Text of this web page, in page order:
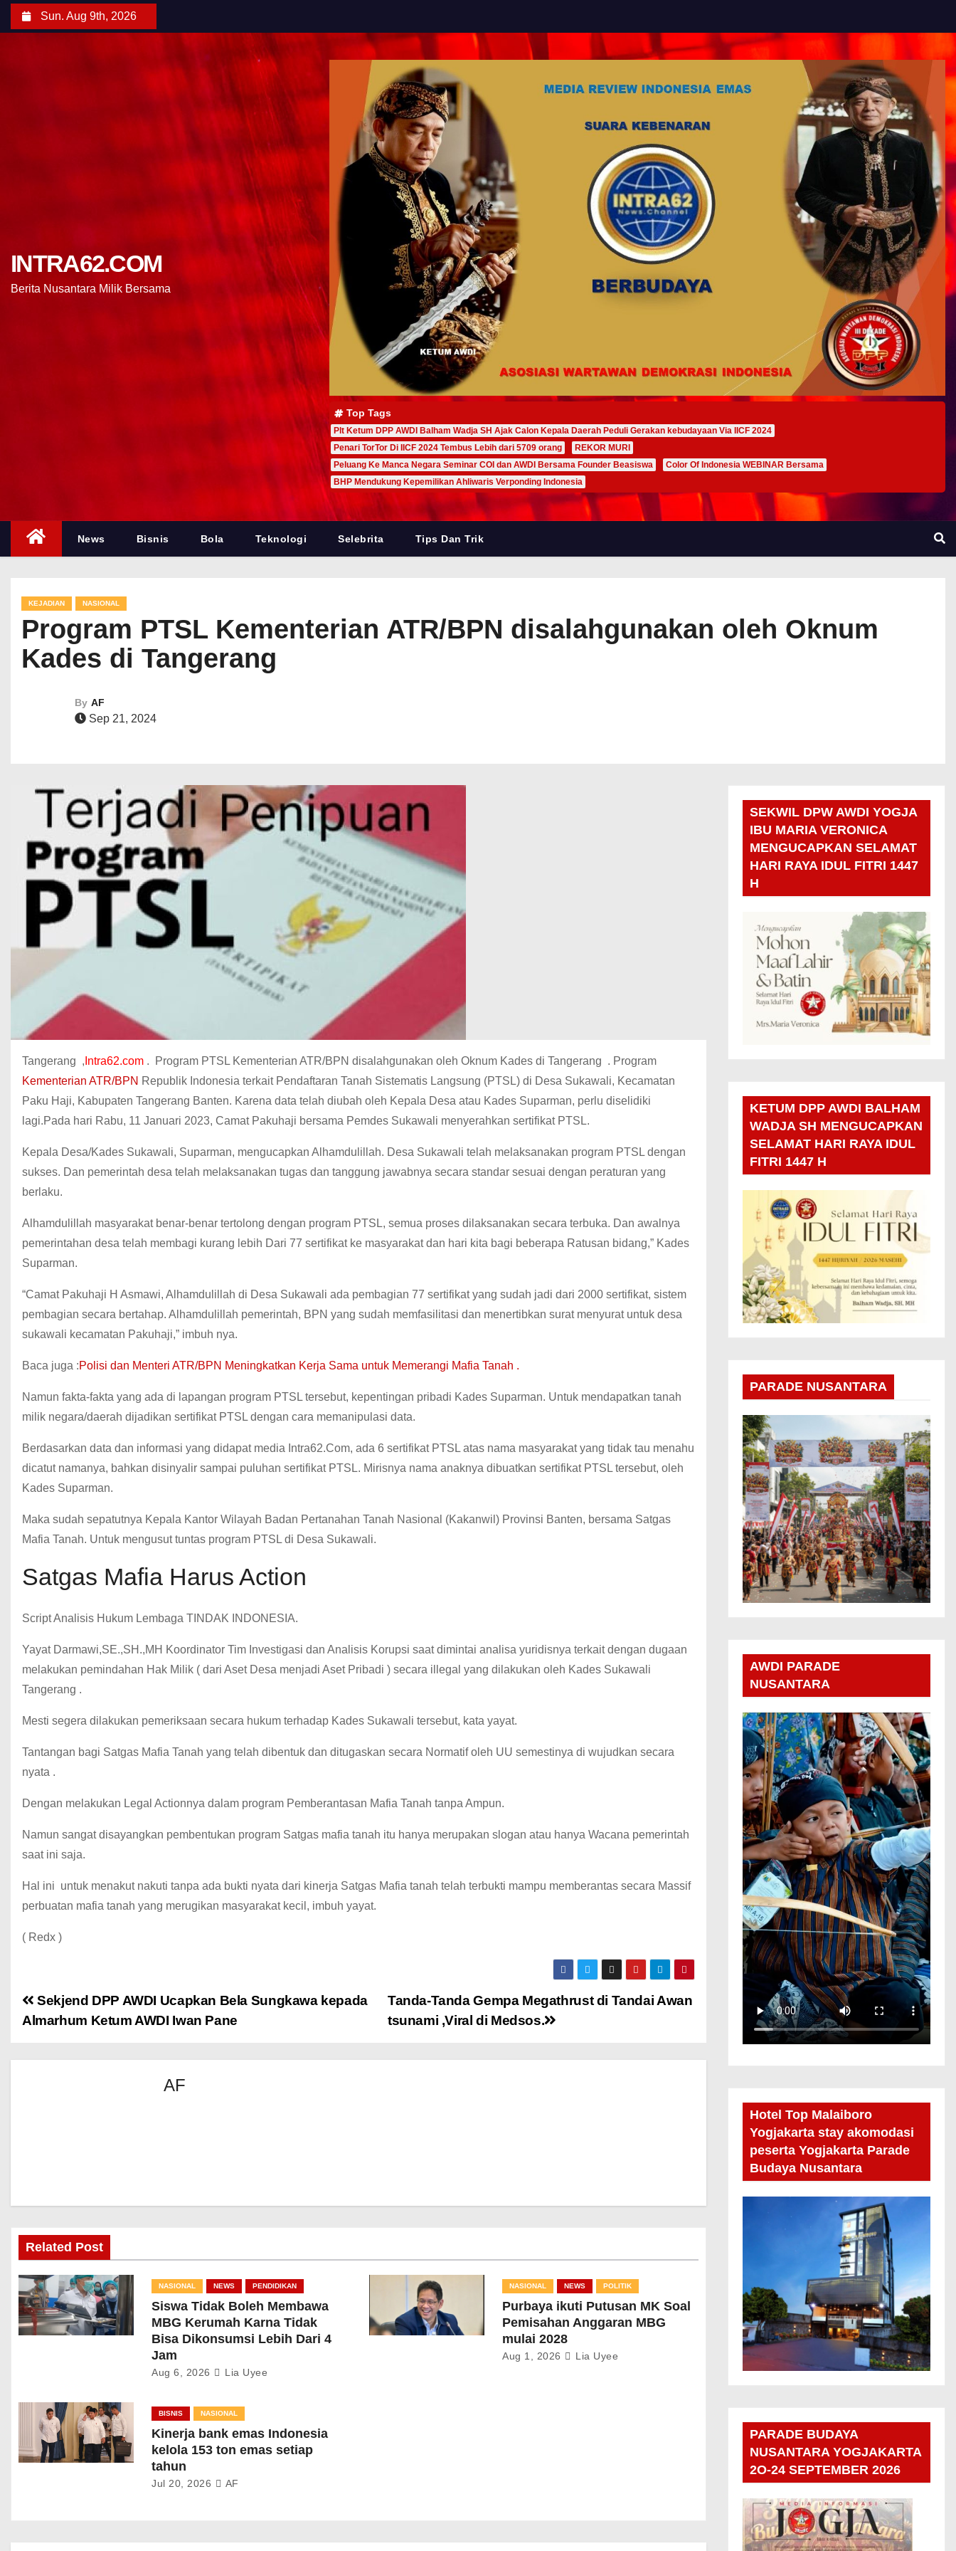
Sun. Aug 9th, 2026
INTRA62.COM
Berita Nusantara Milik Bersama
Top Tags
Plt Ketum DPP AWDI Balham Wadja SH Ajak Calon Kepala Daerah Peduli Gerakan kebudayaan Via IICF 2024
Penari TorTor Di IICF 2024 Tembus Lebih dari 5709 orang
REKOR MURI
Peluang Ke Manca Negara Seminar COI dan AWDI Bersama Founder Beasiswa
Color Of Indonesia WEBINAR Bersama
BHP Mendukung Kepemilikan Ahliwaris Verponding Indonesia
News Bisnis Bola Teknologi Selebrita Tips Dan Trik
KEJADIAN NASIONAL
Program PTSL Kementerian ATR/BPN disalahgunakan oleh Oknum
Kades di Tangerang
By AF
Sep 21, 2024
Tangerang , Intra62.com . Program PTSL Kementerian ATR/BPN disalahgunakan oleh Oknum Kades di Tangerang . Program
Kementerian ATR/BPN Republik Indonesia terkait Pendaftaran Tanah Sistematis Langsung (PTSL) di Desa Sukawali, Kecamatan
Paku Haji, Kabupaten Tangerang Banten. Karena data telah diubah oleh Kepala Desa atau Kades Suparman, perlu diselidiki
lagi.Pada hari Rabu, 11 Januari 2023, Camat Pakuhaji bersama Pemdes Sukawali menyerahkan sertifikat PTSL.
Kepala Desa/Kades Sukawali, Suparman, mengucapkan Alhamdulillah. Desa Sukawali telah melaksanakan program PTSL dengan
sukses. Dan pemerintah desa telah melaksanakan tugas dan tanggung jawabnya secara standar sesuai dengan peraturan yang
berlaku.
Alhamdulillah masyarakat benar-benar tertolong dengan program PTSL, semua proses dilaksanakan secara terbuka. Dan awalnya
pemerintahan desa telah membagi kurang lebih Dari 77 sertifikat ke masyarakat dan hari kita bagi beberapa Ratusan bidang,” Kades
Suparman.
“Camat Pakuhaji H Asmawi, Alhamdulillah di Desa Sukawali ada pembagian 77 sertifikat yang sudah jadi dari 2000 sertifikat, sistem
pembagian secara bertahap. Alhamdulillah pemerintah, BPN yang sudah memfasilitasi dan menertibkan surat menyurat untuk desa
sukawali kecamatan Pakuhaji,” imbuh nya.
Baca juga :Polisi dan Menteri ATR/BPN Meningkatkan Kerja Sama untuk Memerangi Mafia Tanah .
Namun fakta-fakta yang ada di lapangan program PTSL tersebut, kepentingan pribadi Kades Suparman. Untuk mendapatkan tanah
milik negara/daerah dijadikan sertifikat PTSL dengan cara memanipulasi data.
Berdasarkan data dan informasi yang didapat media Intra62.Com, ada 6 sertifikat PTSL atas nama masyarakat yang tidak tau menahu
dicatut namanya, bahkan disinyalir sampai puluhan sertifikat PTSL. Mirisnya nama anaknya dibuatkan sertifikat PTSL tersebut, oleh
Kades Suparman.
Maka sudah sepatutnya Kepala Kantor Wilayah Badan Pertanahan Tanah Nasional (Kakanwil) Provinsi Banten, bersama Satgas
Mafia Tanah. Untuk mengusut tuntas program PTSL di Desa Sukawali.
Satgas Mafia Harus Action
Script Analisis Hukum Lembaga TINDAK INDONESIA.
Yayat Darmawi,SE.,SH.,MH Koordinator Tim Investigasi dan Analisis Korupsi saat dimintai analisa yuridisnya terkait dengan dugaan
melakukan pemindahan Hak Milik ( dari Aset Desa menjadi Aset Pribadi ) secara illegal yang dilakukan oleh Kades Sukawali
Tangerang .
Mesti segera dilakukan pemeriksaan secara hukum terhadap Kades Sukawali tersebut, kata yayat.
Tantangan bagi Satgas Mafia Tanah yang telah dibentuk dan ditugaskan secara Normatif oleh UU semestinya di wujudkan secara
nyata .
Dengan melakukan Legal Actionnya dalam program Pemberantasan Mafia Tanah tanpa Ampun.
Namun sangat disayangkan pembentukan program Satgas mafia tanah itu hanya merupakan slogan atau hanya Wacana pemerintah
saat ini saja.
Hal ini untuk menakut nakuti tanpa ada bukti nyata dari kinerja Satgas Mafia tanah telah terbukti mampu memberantas secara Massif
perbuatan mafia tanah yang merugikan masyarakat kecil, imbuh yayat.
( Redx )
Tanda-Tanda Gempa Megathrust di Tandai Awan
tsunami ,Viral di Medsos.
Sekjend DPP AWDI Ucapkan Bela Sungkawa kepada
Almarhum Ketum AWDI Iwan Pane
AF
Related Post
NASIONAL NEWS PENDIDIKAN
Siswa Tidak Boleh Membawa
MBG Kerumah Karna Tidak
Bisa Dikonsumsi Lebih Dari 4
Jam
Aug 6, 2026 Lia Uyee
NASIONAL NEWS POLITIK
Purbaya ikuti Putusan MK Soal
Pemisahan Anggaran MBG
mulai 2028
Aug 1, 2026 Lia Uyee
BISNIS NASIONAL
Kinerja bank emas Indonesia
kelola 153 ton emas setiap
tahun
Jul 20, 2026 AF
SEKWIL DPW AWDI YOGJA
IBU MARIA VERONICA
MENGUCAPKAN SELAMAT
HARI RAYA IDUL FITRI 1447
H
KETUM DPP AWDI BALHAM
WADJA SH MENGUCAPKAN
SELAMAT HARI RAYA IDUL
FITRI 1447 H
PARADE NUSANTARA
AWDI PARADE
NUSANTARA
Hotel Top Malaiboro
Yogjakarta stay akomodasi
peserta Yogjakarta Parade
Budaya Nusantara
PARADE BUDAYA
NUSANTARA YOGJAKARTA
2O-24 SEPTEMBER 2026